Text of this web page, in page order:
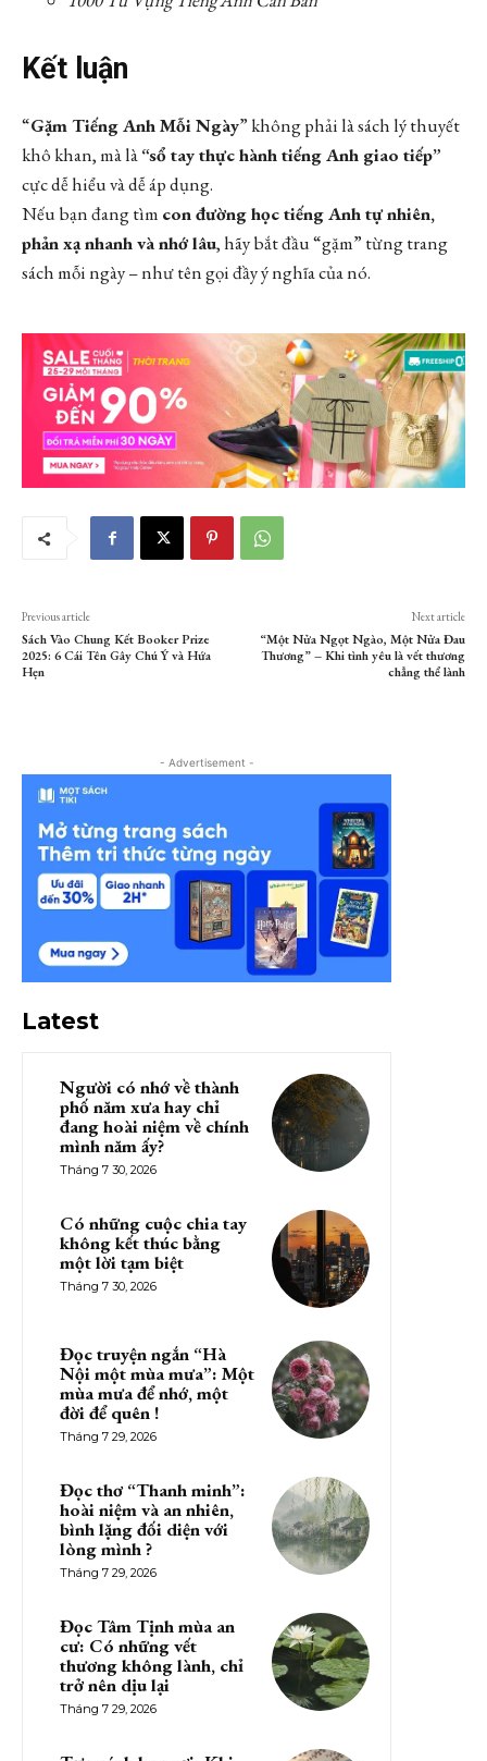
Kết luận
“Gặm Tiếng Anh Mỗi Ngày” không phải là sách lý thuyết
khô khan, mà là“sổ tay thực hành tiếng Anh giao tiếp”
cực dễ hiểu và dễ áp dụng.
Nếu bạn đang tìm con đường học tiếng Anh tự nhiên,
phản xạ nhanh và nhớ lâu, hãy bắt đầu “gặm” từng trang
sách mỗi ngày – như tên gọi đầy ý nghĩa của nó.
Previous article
Sách Vào Chung Kết Booker Prize
2025: 6 Cái Tên Gây Chú Ý và Hứa
Hẹn
Next article
“Một Nửa Ngọt Ngào, Một Nửa Đau
Thương” – Khi tình yêu là vết thương
chẳng thể lành
- Advertisement -
Latest
Người có nhớ về thành
phố năm xưa hay chỉ
đang hoài niệm về chính
mình năm ấy?
Tháng 7 30, 2026
Có những cuộc chia tay
không kết thúc bằng
một lời tạm biệt
Tháng 7 30, 2026
Đọc truyện ngắn “Hà
Nội một mùa mưa”: Một
mùa mưa để nhớ, một
đời để quên !
Tháng 7 29, 2026
Đọc thơ “Thanh minh”:
hoài niệm và an nhiên,
bình lặng đối diện với
lòng mình ?
Tháng 7 29, 2026
Đọc Tâm Tịnh mùa an
cư: Có những vết
thương không lành, chỉ
trở nên dịu lại
Tháng 7 29, 2026